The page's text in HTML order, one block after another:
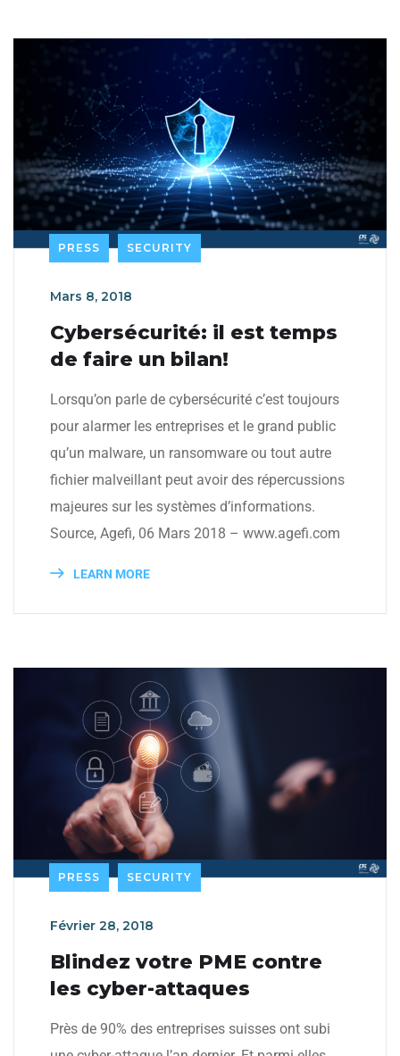
PRESS SECURITY
Mars 8, 2018
Cybersécurité: il est temps
de faire un bilan!
Lorsqu’on parle de cybersécurité c’est toujours
pour alarmer les entreprises et le grand public
qu’un malware, un ransomware ou tout autre
fichier malveillant peut avoir des répercussions
majeures sur les systèmes d’informations.
Source, Agefi, 06 Mars 2018 – www.agefi.com
LEARN MORE
PRESS SECURITY
Février 28, 2018
Blindez votre PME contre
les cyber-attaques
Près de 90% des entreprises suisses ont subi